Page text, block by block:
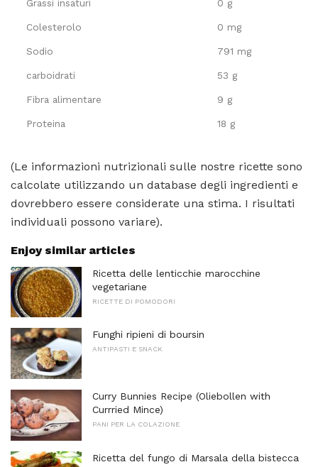
Grassi insaturi 0 g
Colesterolo 0 mg
Sodio 791 mg
carboidrati 53 g
Fibra alimentare 9 g
Proteina 18 g
(Le informazioni nutrizionali sulle nostre ricette sono
calcolate utilizzando un database degli ingredienti e
dovrebbero essere considerate una stima. I risultati
individuali possono variare).
Enjoy similar articles
Ricetta delle lenticchie marocchine
vegetariane
RICETTE DI POMODORI
Funghi ripieni di boursin
ANTIPASTI E SNACK
Curry Bunnies Recipe (Oliebollen with
Currried Mince)
PANI PER LA COLAZIONE
Ricetta del fungo di Marsala della bistecca